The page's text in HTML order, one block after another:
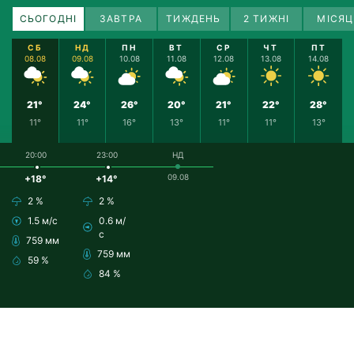
СЬОГОДНІ ЗАВТРА ТИЖДЕНЬ 2 ТИЖНІ
СБ
08.08
21°
11°
НД
09.08
24°
11°
ПН
10.08
26°
16°
ВТ
11.08
20°
13°
СР
12.08
21°
11°
ЧТ
13.08
22°
11°
ПТ
14.08
28°
13°
20:00
+18°
2 %
1.5 м/с
759 мм
59 %
23:00
+14°
2 %
0.6 м/
с
759 мм
84 %
НД
09.08